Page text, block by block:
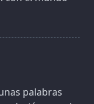
palabras